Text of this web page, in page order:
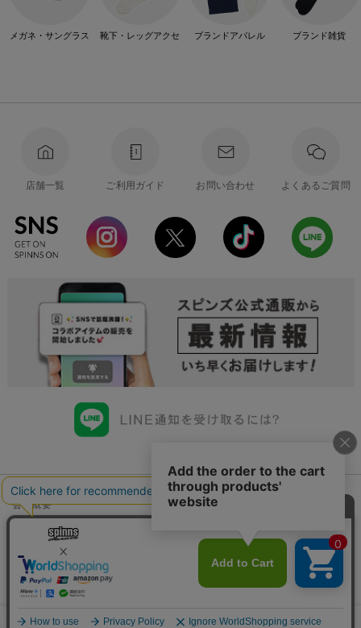
メガネ・サングラス 靴下・レッグアクセ ブランドアパレル ブランド雑貨
店舗一覧 ご利用ガイド お問い合わせ よくあるご質問
会社概要 会員規約について
店舗一覧
特定商取引法に基づく表示 古物商許可申請番号一覧
お問い合わせ